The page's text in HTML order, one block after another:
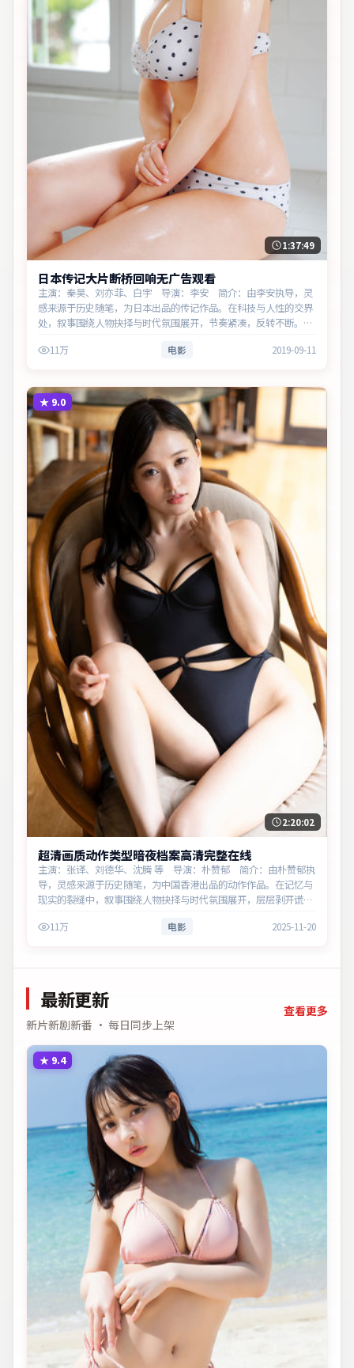
1:37:49
日本传记大片断桥回响无广告观看
主演：秦昊、刘亦菲、白宇 导演：李安 简介：由李安执导，灵
感来源于历史随笔，为日本出品的传记作品。在科技与人性的交界
处，叙事围绕人物抉择与时代氛围展开，节奏紧凑，反转不断。主
11万 电影 2019-09-11
★ 9.0
2:20:02
超清画质动作类型暗夜档案高清完整在线
主演：张译、刘德华、沈腾 等 导演：朴赞郁 简介：由朴赞郁执
导，灵感来源于历史随笔，为中国香港出品的动作作品。在记忆与
现实的裂缝中，叙事围绕人物抉择与时代氛围展开，层层剥开谎言
11万 电影 2025-11-20
最新更新
新片新剧新番 · 每日同步上架
查看更多
★ 9.4